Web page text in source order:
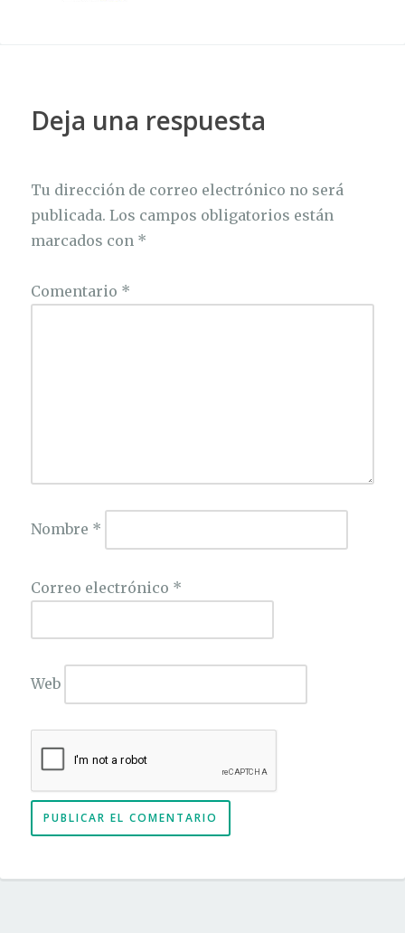
Deja una respuesta
Tu dirección de correo electrónico no será
publicada. Los campos obligatorios están
marcados con *
Comentario *
Nombre *
Correo electrónico *
Web